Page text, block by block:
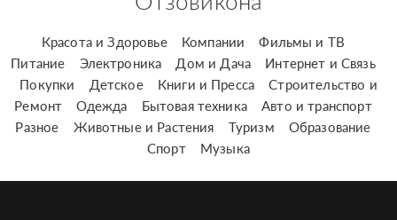
Красота и Здоровье Компании
Фильмы и ТВ
Питание
Электроника Дом и Дача
Интернет и Связь
Покупки
Детское Книги и Пресса
Строительство и
Ремонт
Одежда Бытовая техника
Авто и транспорт
Разное
Животные и Растения Туризм
Образование
Спорт
Музыка